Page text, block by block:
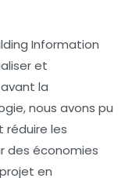
Information
et
la
nous avons pu
les
des économies
en